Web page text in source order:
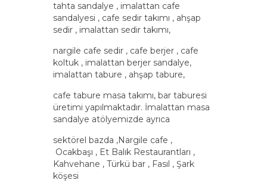
tahta sandalye , imalattan cafe
sandalyesi , cafe sedir takımı , ahşap
sedir , imalattan sedir takımı,
nargile cafe sedir , cafe berjer , cafe
koltuk , imalattan berjer sandalye,
imalattan tabure , ahşap tabure,
cafe tabure masa takımı, bar taburesi
üretimi yapılmaktadır. İmalattan masa
sandalye atölyemizde ayrıca
sektörel bazda ,Nargile cafe ,
Ocakbaşı , Et Balık Restaurantları ,
Kahvehane , Türkü bar , Fasıl , Şark
köşesi